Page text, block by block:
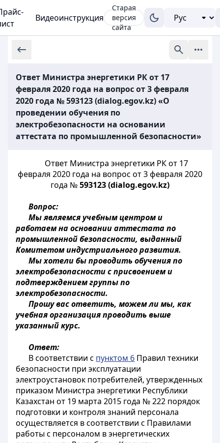
Видеоинструкция
Старая
версия
сайта
Ответ Министра энергетики РК от 17
февраля 2020 года на вопрос от 3 февраля
2020 года № 593123 (dialog.egov.kz) «О
проведении обучения по
электробезопасности на основании
аттестата по промышленной безопасности»
Ответ Министра энергетики РК от 17
февраля 2020 года на вопрос от 3 февраля 2020
года №593123(dialog.egov.kz)
Вопрос:
Мы являемся учебным центром и
работаем на основании аттестата по
промышленной безопасности, выданный
Комитетом индустриального развития.
Мы хотели бы проводить обучения по
электробезопасности с присвоением и
подтверждением группы по
электробезопасности.
Прошу вас ответить, можем ли мы, как
учебная организация проводить выше
указанный курс.
Ответ:
В соответствии с пунктом 6 Правил техники
безопасности при эксплуатации
электроустановок потребителей, утвержденных
приказом Министра энергетики Республики
Казахстан от 19 марта 2015 года № 222 порядок
подготовки и контроля знаний персонала
осуществляется в соответствии с Правилами
работы с персоналом в энергетических